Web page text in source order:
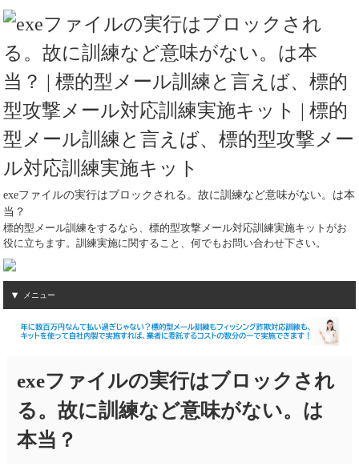
exeファイルの実行はブロックされる。故に訓練など意味がない。は本
当？
標的型メール訓練をするなら、標的型攻撃メール対応訓練実施キットがお
役に立ちます。訓練実施に関すること、何でもお問い合わせ下さい。
メニュー
exeファイルの実行はブロックされ
る。故に訓練など意味がない。は
本当？